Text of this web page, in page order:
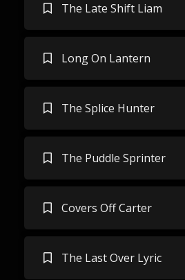
The Late Shift Liam
Long On Lantern
The Splice Hunter
The Puddle Sprinter
Covers Off Carter
The Last Over Lyric